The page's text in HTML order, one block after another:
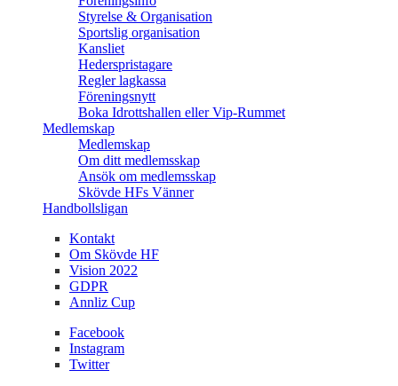
Styrelse & Organisation
Sportslig organisation
Kansliet
Hederspristagare
Regler lagkassa
Föreningsnytt
Boka Idrottshallen eller Vip-Rummet
Medlemskap
Medlemskap
Om ditt medlemsskap
Ansök om medlemsskap
Skövde HFs Vänner
Handbollsligan
Kontakt
Om Skövde HF
Vision 2022
GDPR
Annliz Cup
Facebook
Instagram
Twitter